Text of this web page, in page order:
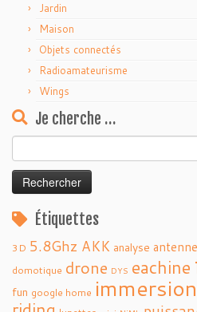
Jardin
Maison
Objets connectés
Radioamateurisme
Wings
Je cherche …
Étiquettes
3D 5.8Ghz AKK analyse antenne
domotique drone DYS eachine
fun google home immersion